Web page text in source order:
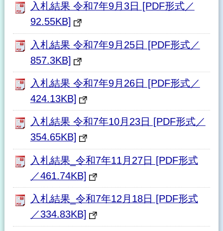
入札結果 令和7年9月3日 [PDF形式／
92.55KB]
入札結果 令和7年9月25日 [PDF形式／
857.3KB]
入札結果 令和7年9月26日 [PDF形式／
424.13KB]
入札結果 令和7年10月23日 [PDF形式／
354.65KB]
入札結果_令和7年11月27日 [PDF形式
／461.74KB]
入札結果_令和7年12月18日 [PDF形式
／334.83KB]